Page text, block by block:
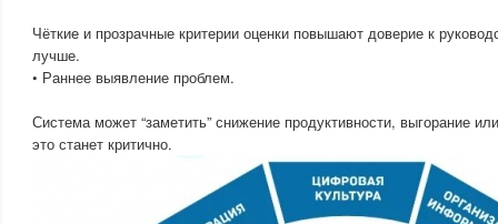
Чёткие и прозрачные критерии оценки повышают доверие к
лучше.
• Раннее выявление проблем.
Система может “заметить” снижение продуктивности, выгорание
это станет критично.